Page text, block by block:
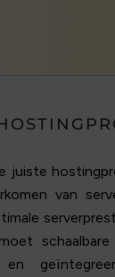
juiste
van
en